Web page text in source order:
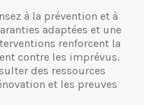
à la prévention et à
adaptées et une
renforcent la
contre les imprévus.
des ressources
et les preuves